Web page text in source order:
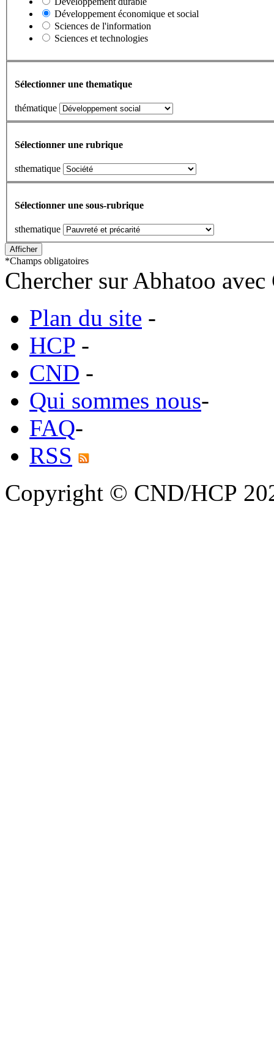
Développement économique et social
Sciences de l'information
Sciences et technologies
Sélectionner une thematique
thématique
Sélectionner une rubrique
sthematique
Sélectionner une sous-rubrique
sthematique
*Champs obligatoires
Chercher sur Abhatoo
Plan du site -
HCP -
CND -
Qui sommes nous-
FAQ-
RSS
Copyright © CND/HCP